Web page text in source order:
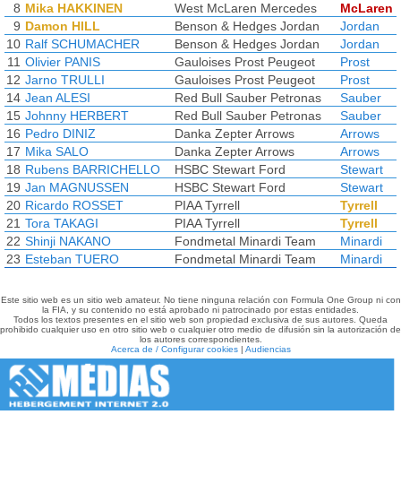
8 Mika HAKKINEN West McLaren Mercedes
McLaren
9 Damon HILL Benson & Hedges Jordan
Jordan
10 Ralf SCHUMACHER Benson & Hedges Jordan
Jordan
11 Olivier PANIS Gauloises Prost Peugeot
Prost
12 Jarno TRULLI Gauloises Prost Peugeot
Prost
14 Jean ALESI Red Bull Sauber Petronas
Sauber
15 Johnny HERBERT Red Bull Sauber Petronas
Sauber
16 Pedro DINIZ Danka Zepter Arrows
Arrows
17 Mika SALO Danka Zepter Arrows
Arrows
18 Rubens BARRICHELLO HSBC Stewart Ford
Stewart
19 Jan MAGNUSSEN HSBC Stewart Ford
Stewart
20 Ricardo ROSSET PIAA Tyrrell
Tyrrell
21 Tora TAKAGI PIAA Tyrrell
Tyrrell
22 Shinji NAKANO Fondmetal Minardi Team
Minardi
23 Esteban TUERO Fondmetal Minardi Team Minardi
Este sitio web es un sitio web amateur. No tiene ninguna relación con Formula One Group ni con
la FIA, y su contenido no está aprobado ni patrocinado por estas entidades.
Todos los textos presentes en el sitio web son propiedad exclusiva de sus autores. Queda
prohibido cualquier uso en otro sitio web o cualquier otro medio de difusión sin la autorización de
los autores correspondientes.
Acerca de / Configurar cookies| Audiencias